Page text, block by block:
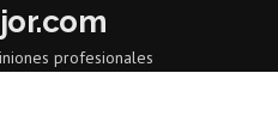
profesionales